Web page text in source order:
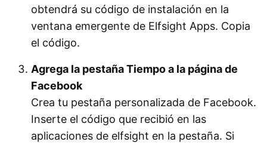
obtendrá su código de instalación en la
ventana emergente de Elfsight Apps. Copia
el código.
Agrega la pestaña Tiempo a la página de
Facebook
Crea tu pestaña personalizada de Facebook.
Inserte el código que recibió en las
aplicaciones de elfsight en la pestaña. Si